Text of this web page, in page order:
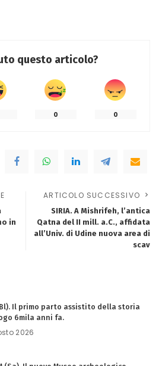
questo articolo?
0 0
in
ARTICOLO SUCCESSIVO
SIRIA. A Mishrifeh, l’antica
Qatna del II mill. a.C., affidata
all’Univ. di Udine nuova area di
scav
(Bl). Il primo parto assistito della storia
6mila anni fa.
2026